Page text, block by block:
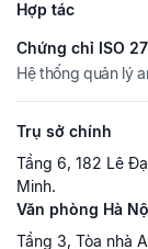
Hợp tác
Chứng chỉ ISO
Hệ thống quản lý
Trụ sở chính
Tầng 6, 182 Lê
Minh.
Văn phòng Hà
Tầng 3, Tòa nhà